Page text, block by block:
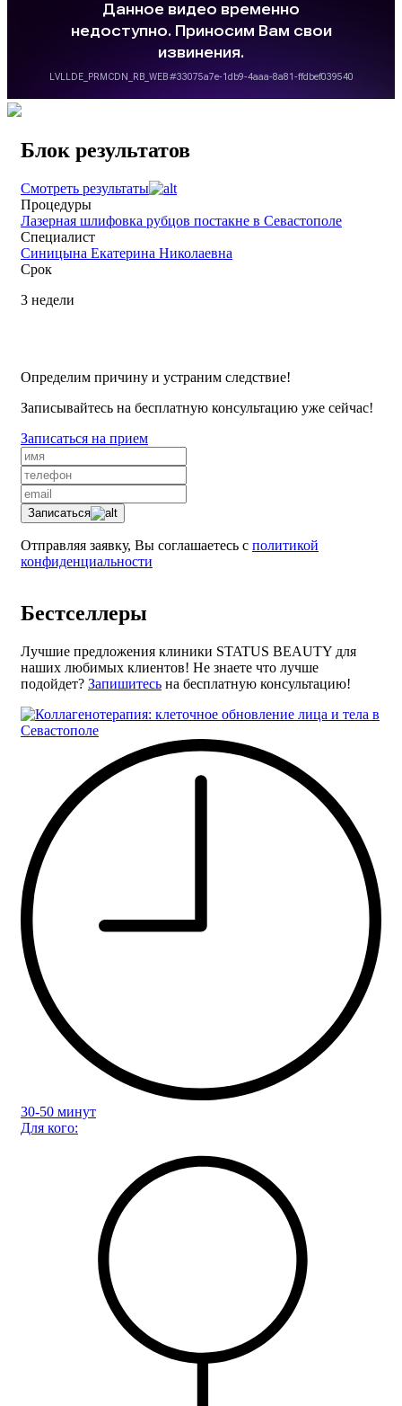
Блок результатов
Смотреть результаты
Процедуры
Лазерная шлифовка рубцов постакне в Севастополе
Специалист
Синицына Екатерина Николаевна
Срок
3 недели
Определим причину и устраним следствие!
Записывайтесь на бесплатную консультацию уже сейчас!
Записаться на прием
Записаться
Отправляя заявку, Вы соглашаетесь с политикой
конфиденциальности
Бестселлеры
Лучшие предложения клиники STATUS BEAUTY для
наших любимых клиентов! Не знаете что лучше
подойдет? Запишитесь на бесплатную консультацию!
30-50 минут
Для кого: